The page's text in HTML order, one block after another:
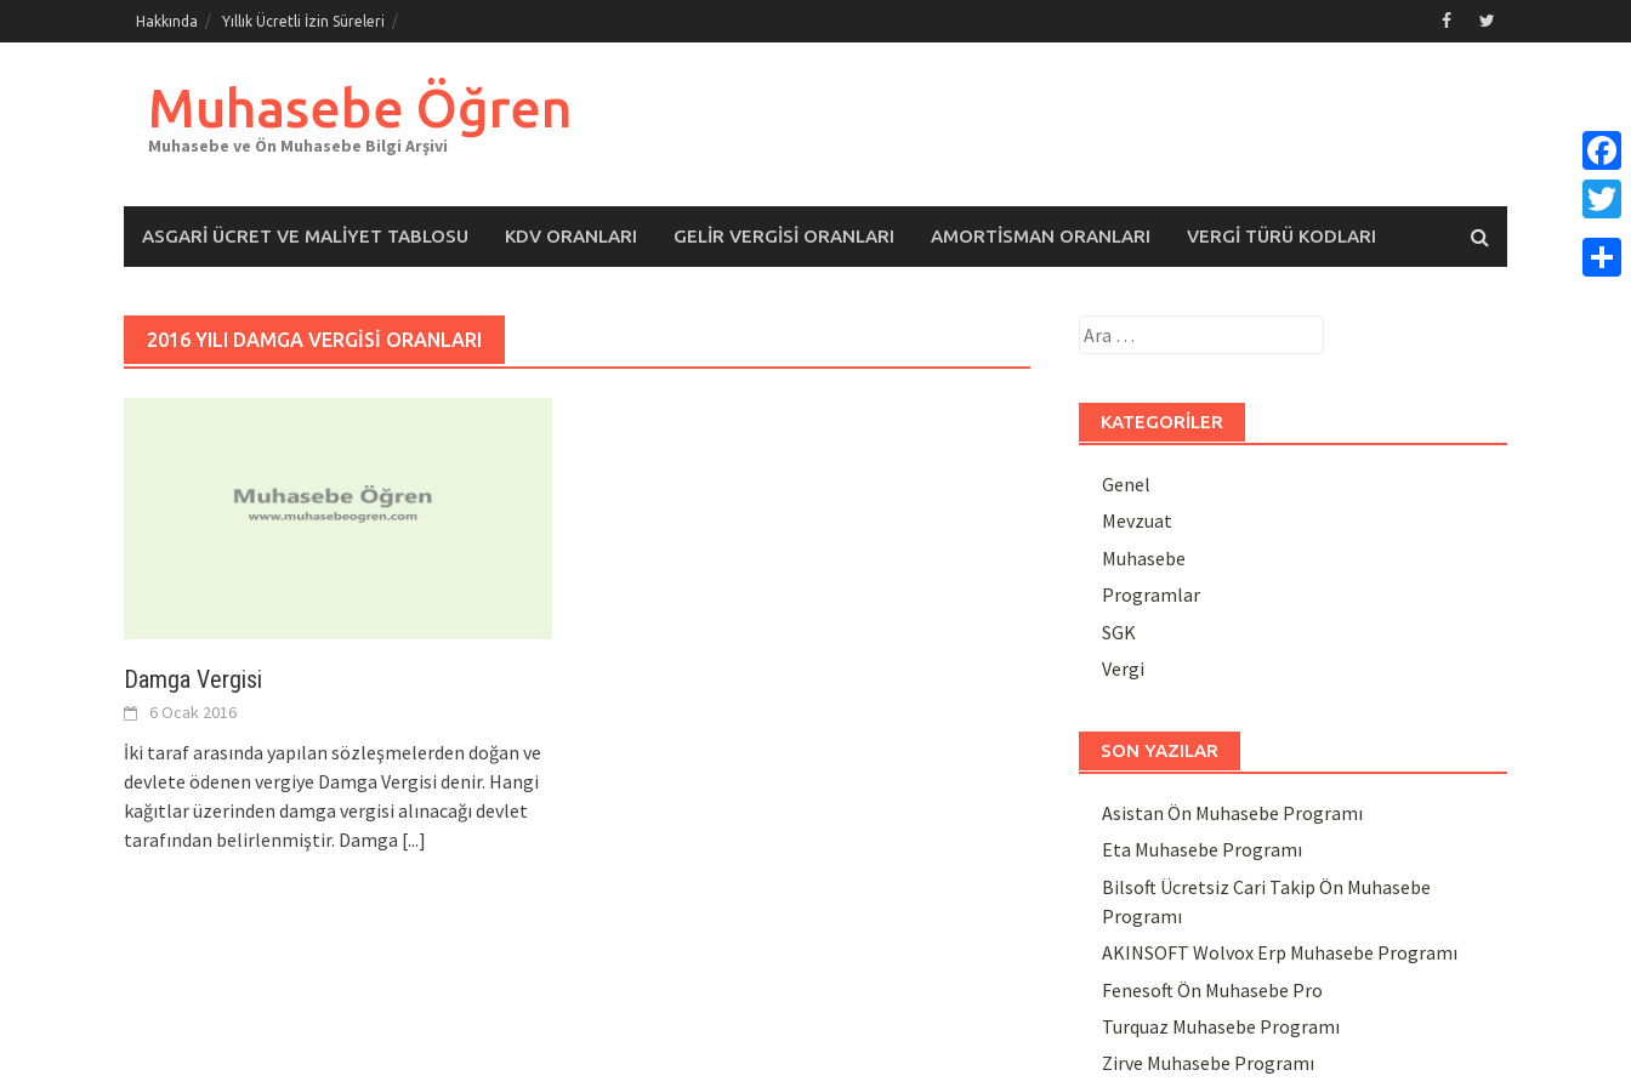
to
Hakkında Yıllık Ücretli İzin Süreleri
Muhasebe Öğren
Muhasebe ve Ön Muhasebe Bilgi Arşivi
ASGARI ÜCRET VE MALIYET TABLOSU KDV ORANLARI GELIR VERGISI ORANLARI AMORTISMAN ORANLARI VERGI TÜRÜ KODLARI
2016 YILI DAMGA VERGISI ORANLARI
Damga Vergisi
6 Ocak 2016
İki taraf arasında yapılan sözleşmelerden doğan ve
devlete ödenen vergiye Damga Vergisi denir. Hangi
kağıtlar üzerinden damga vergisi alınacağı devlet
tarafından belirlenmiştir. Damga [...]
Arama:
KATEGORILER
Genel
Mevzuat
Muhasebe
Programlar
SGK
Vergi
SON YAZILAR
Asistan Ön Muhasebe Programı
Eta Muhasebe Programı
Bilsoft Ücretsiz Cari Takip Ön Muhasebe
Programı
AKINSOFT Wolvox Erp Muhasebe Programı
Fenesoft Ön Muhasebe Pro
Turquaz Muhasebe Programı
Zirve Muhasebe Programı